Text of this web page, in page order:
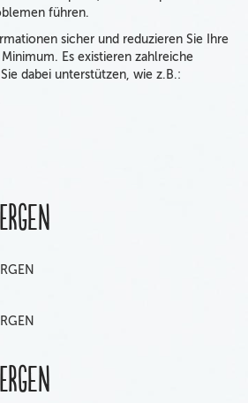
führen.
sicher und reduzieren Sie Ihre
Es existieren zahlreiche
dabei unterstützen, wie z.B.: